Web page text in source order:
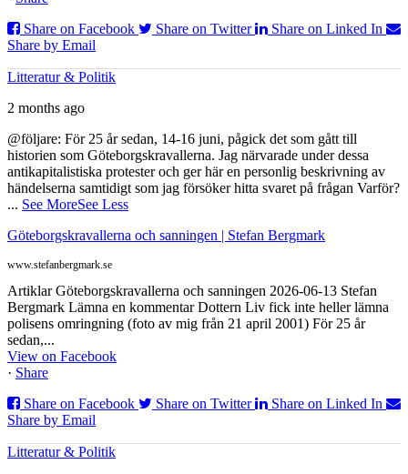
Share on Facebook
Share on Twitter
Share on Linked In
Share by Email
Litteratur & Politik
2 months ago
@följare: För 25 år sedan, 14-16 juni, pågick det som gått till
historien som Göteborgskravallerna. Jag närvarade under dessa
antikapitalistiska protester och ger här en personlig beskrivning av
händelserna samtidigt som jag försöker hitta svaret på frågan Varför?
... See MoreSee Less
Göteborgskravallerna och sanningen | Stefan Bergmark
www.stefanbergmark.se
Artiklar Göteborgskravallerna och sanningen 2026-06-13 Stefan
Bergmark Lämna en kommentar Dottern Liv fick inte heller lämna
polisens omringning (foto av mig från 21 april 2001) För 25 år
sedan,...
View on Facebook
· Share
Share on Facebook
Share on Twitter
Share on Linked In
Share by Email
Litteratur & Politik